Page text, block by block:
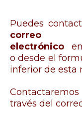
Puedes
correo
electrónico
o desde el
inferior de esta
través del